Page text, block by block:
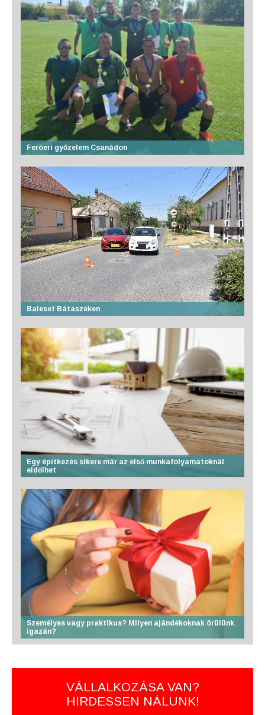
Feröeri győzelem Csanádon
Baleset Bátaszéken
Egy építkezés sikere már az első munkafolyamatoknál
eldőlhet
Személyes vagy praktikus? Milyen ajándékoknak örülünk
igazán?
VÁLLALKOZÁSA VAN?
HIRDESSEN NÁLUNK!